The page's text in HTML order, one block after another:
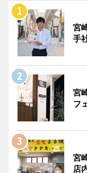
宮
手
宮
フ
宮
店